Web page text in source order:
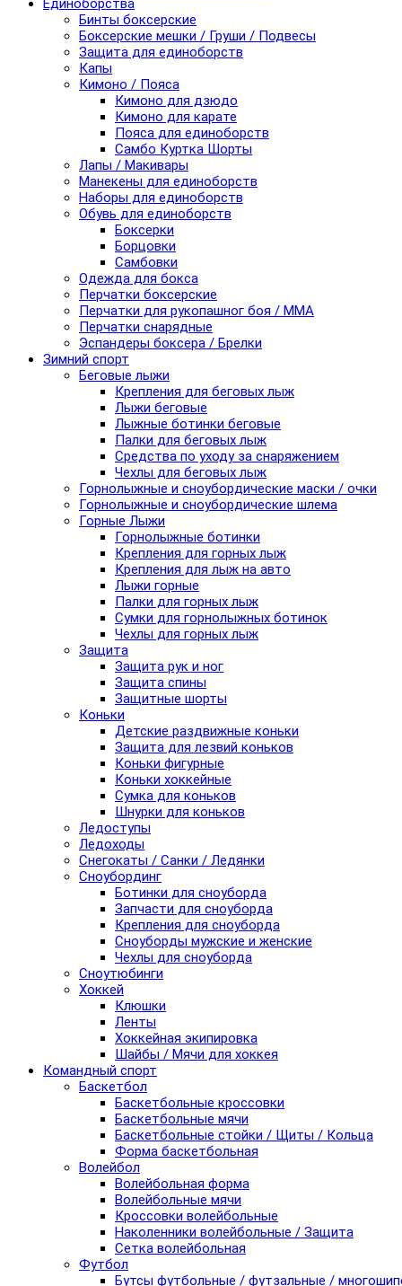
Единоборства
Бинты боксерские
Боксерские мешки / Груши / Подвесы
Защита для единоборств
Капы
Кимоно / Пояса
Кимоно для дзюдо
Кимоно для карате
Пояса для единоборств
Самбо Куртка Шорты
Лапы / Макивары
Манекены для единоборств
Наборы для единоборств
Обувь для единоборств
Боксерки
Борцовки
Самбовки
Одежда для бокса
Перчатки боксерские
Перчатки для рукопашног боя / ММА
Перчатки снарядные
Эспандеры боксера / Брелки
Зимний спорт
Беговые лыжи
Крепления для беговых лыж
Лыжи беговые
Лыжные ботинки беговые
Палки для беговых лыж
Средства по уходу за снаряжением
Чехлы для беговых лыж
Горнолыжные и сноубордические маски / очки
Горнолыжные и сноубордические шлема
Горные Лыжи
Горнолыжные ботинки
Крепления для горных лыж
Крепления для лыж на авто
Лыжи горные
Палки для горных лыж
Сумки для горнолыжных ботинок
Чехлы для горных лыж
Защита
Защита рук и ног
Защита спины
Защитные шорты
Коньки
Детские раздвижные коньки
Защита для лезвий коньков
Коньки фигурные
Коньки хоккейные
Сумка для коньков
Шнурки для коньков
Ледоступы
Ледоходы
Снегокаты / Санки / Ледянки
Сноубординг
Ботинки для сноуборда
Запчасти для сноуборда
Крепления для сноуборда
Сноуборды мужские и женские
Чехлы для сноуборда
Сноутюбинги
Хоккей
Клюшки
Ленты
Хоккейная экипировка
Шайбы / Мячи для хоккея
Командный спорт
Баскетбол
Баскетбольные кроссовки
Баскетбольные мячи
Баскетбольные стойки / Щиты / Кольца
Форма баскетбольная
Волейбол
Волейбольная форма
Волейбольные мячи
Кроссовки волейбольные
Наколенники волейбольные / Защита
Сетка волейбольная
Футбол
Бутсы футбольные / футзальные /